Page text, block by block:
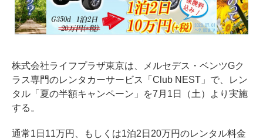
株式会社ライフプラザ東京は、メルセデス・ベンツGク
ラス専門のレンタカーサービス「Club NEST」で、レン
タル「夏の半額キャンペーン」を7月1日（土）より実施
する。
通常1日11万円、もしくは1泊2日20万円のレンタル料金